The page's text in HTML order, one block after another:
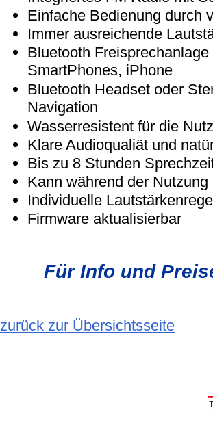
Einfache Bedienung durch
Immer ausreichende
Bluetooth
SmartPhones, iPhone
Bluetooth Headset oder
Navigation
Wasserresistent für die
Klare Audioqualiät und
Bis zu 8 Stunden
Kann während der
Individuelle
Firmware aktualisierbar
Für Info und
zurück zur Übersichtsseite